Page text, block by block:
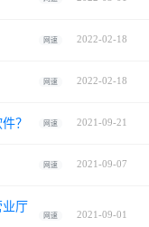
网速 2022-02-18
网速 2022-02-18
？ 网速 2021-09-21
网速 2021-09-07
业厅
网速 2021-09-01